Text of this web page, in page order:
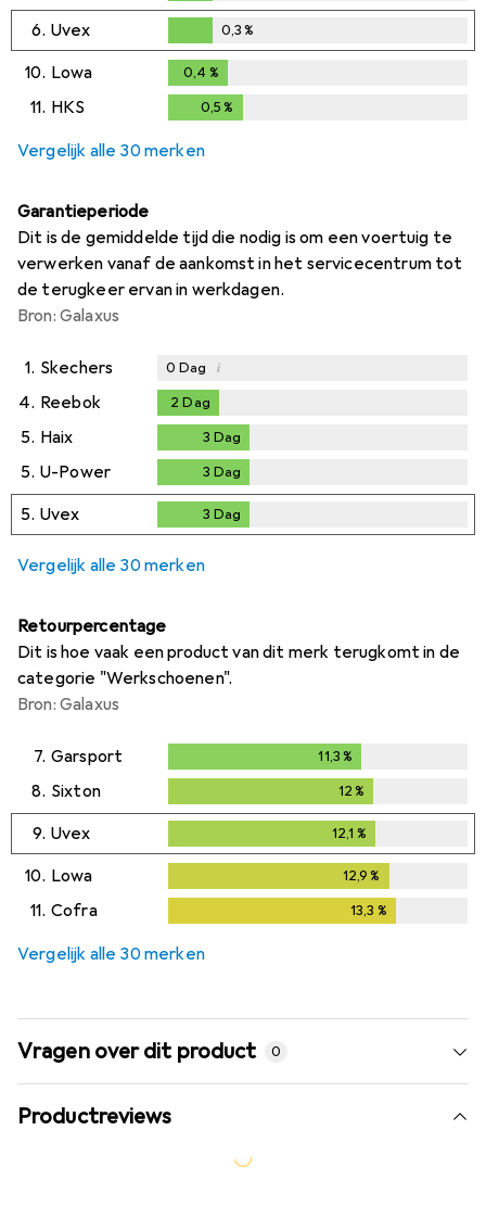
0,3%
6. Uvex
0,3%
0,3%
10. Lowa 0,4 %
11. HKS 0,5 %
Vergelijk alle 30 merken
Garantieperiode
Dit is de gemiddelde tijd die nodig is om een voertuig te
verwerken vanaf de aankomst in het servicecentrum tot
de terugkeer ervan in werkdagen.
Bron: Galaxus
1. Skechers 0 Dag i
4. Reebok 2 Dag
5. Haix 3 Dag
5. U-Power 3 Dag
5. Uvex 3 Dag
Vergelijk alle 30 merken
Retourpercentage
Dit is hoe vaak een product van dit merk terugkomt in de
categorie "Werkschoenen".
Bron: Galaxus
7. Garsport 11,3 %
8. Sixton 12 %
9. Uvex 12,1 %
10. Lowa 12,9 %
11. Cofra 13,3 %
Vergelijk alle 30 merken
Vragen over dit product 0
Productreviews